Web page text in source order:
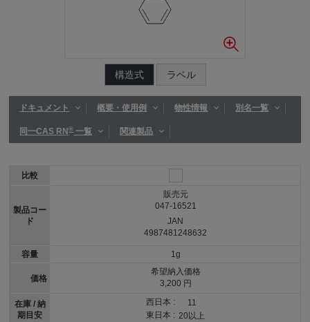
構造式 ラベル
ドキュメント 概要・使用例 物性情報 別名一覧
同一CAS RN®一覧 関連製品
比較
製品コー
ド
容量
価格
在庫 / 納
期目安
販売元
047-16521
JAN
4987481248632
1g
希望納入価格
3,200 円
西日本 :
11
東日本 : 20以上